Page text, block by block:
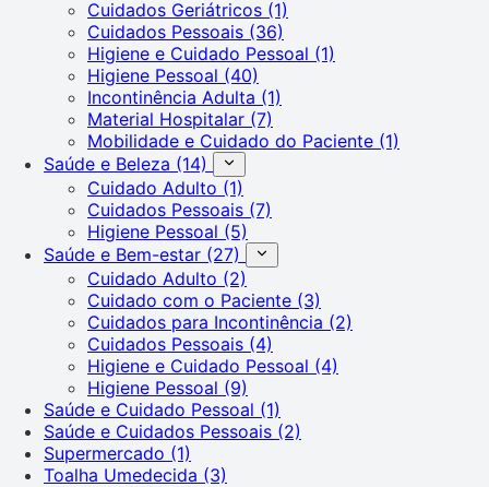
Cuidados Geriátricos (1)
Cuidados Pessoais (36)
Higiene e Cuidado Pessoal (1)
Higiene Pessoal (40)
Incontinência Adulta (1)
Material Hospitalar (7)
Mobilidade e Cuidado do Paciente (1)
Saúde e Beleza (14)
Cuidado Adulto (1)
Cuidados Pessoais (7)
Higiene Pessoal (5)
Saúde e Bem-estar (27)
Cuidado Adulto (2)
Cuidado com o Paciente (3)
Cuidados para Incontinência (2)
Cuidados Pessoais (4)
Higiene e Cuidado Pessoal (4)
Higiene Pessoal (9)
Saúde e Cuidado Pessoal (1)
Saúde e Cuidados Pessoais (2)
Supermercado (1)
Toalha Umedecida (3)